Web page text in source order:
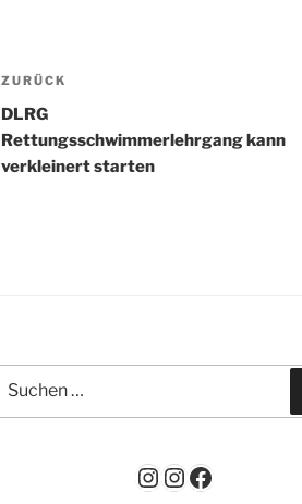
Beitragsnavigation
Vorheriger
Beitrag
ZURÜCK
DLRG
Rettungsschwimmerlehrgang kann
verkleinert starten
nach:
Instagram
Instagram
Facebook